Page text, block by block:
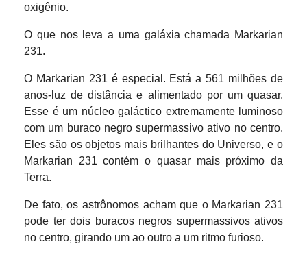
oxigênio.
O que nos leva a uma galáxia chamada Markarian
231.
O Markarian 231 é especial. Está a 561 milhões de
anos-luz de distância e alimentado por um quasar.
Esse é um núcleo galáctico extremamente luminoso
com um buraco negro supermassivo ativo no centro.
Eles são os objetos mais brilhantes do Universo, e o
Markarian 231 contém o quasar mais próximo da
Terra.
De fato, os astrônomos acham que o Markarian 231
pode ter dois buracos negros supermassivos ativos
no centro, girando um ao outro a um ritmo furioso.